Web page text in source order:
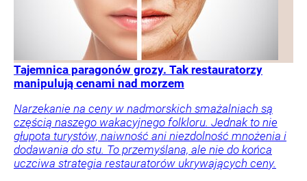
Tajemnica paragonów grozy. Tak restauratorzy
manipulują cenami nad morzem
Narzekanie na ceny w nadmorskich smażalniach są
częścią naszego wakacyjnego folkloru. Jednak to nie
głupota turystów, naiwność ani niezdolność mnożenia i
dodawania do stu. To przemyślana, ale nie do końca
uczciwa strategia restauratorów ukrywających ceny.